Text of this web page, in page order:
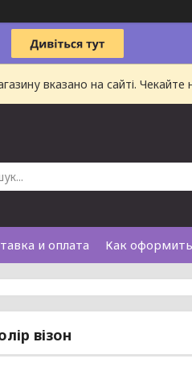
вказано на сайті. Чекайте
и оплата Как оформить
візон